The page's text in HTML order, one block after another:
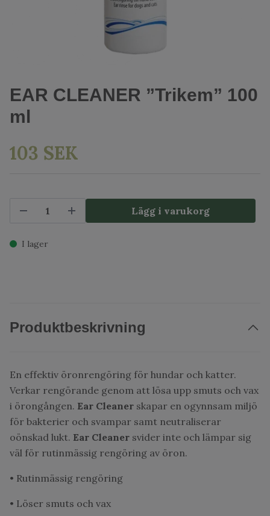
EAR CLEANER ”Trikem” 100
ml
103 SEK
Lägg i varukorg
I lager
Produktbeskrivning
En effektiv öronrengöring för hundar och katter.
Verkar rengörande genom att lösa upp smuts och vax
i örongången. Ear Cleaner skapar en ogynnsam miljö
för bakterier och svampar samt neutraliserar
oönskad lukt. Ear Cleaner svider inte och lämpar sig
väl för rutinmässig rengöring av öron.
• Rutinmässig rengöring
• Löser smuts och vax